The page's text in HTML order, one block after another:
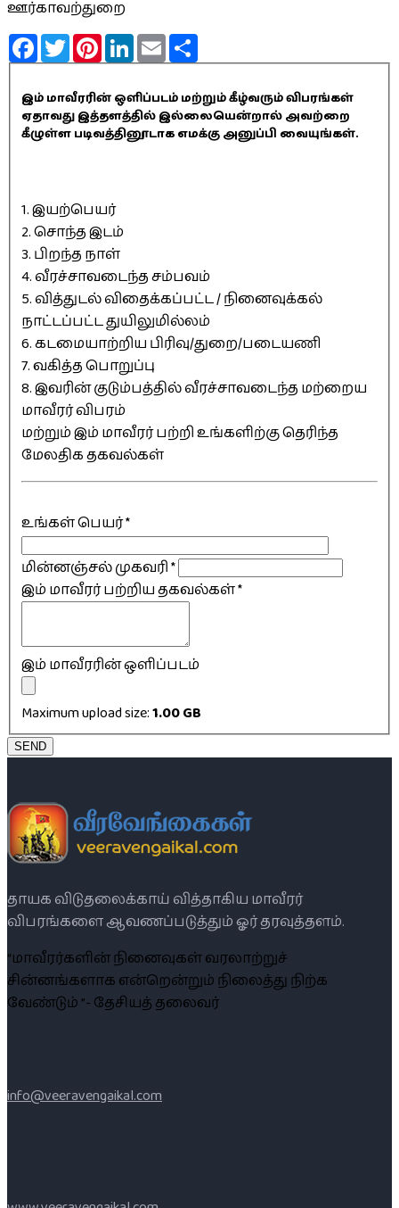
ஊர்காவற்துறை
FacebookTwitterPinterestLinkedInEmail
இம் மாவீரரின் ஒளிப்படம் மற்றும் கீழ்வரும் விபரங்கள்
ஏதாவது இத்தளத்தில் இல்லையென்றால் அவற்றை
கீழுள்ள படிவத்தினூடாக எமக்கு அனுப்பி வையுங்கள்.
1. இயற்பெயர்
2. சொந்த இடம்
3. பிறந்த நாள்
4. வீரச்சாவடைந்த சம்பவம்
5. வித்துடல் விதைக்கப்பட்ட / நினைவுக்கல்
நாட்டப்பட்ட துயிலுமில்லம்
6. கடமையாற்றிய பிரிவு/துறை/படையணி
7. வகித்த பொறுப்பு
8. இவரின் குடும்பத்தில் வீரச்சாவடைந்த மற்றைய
மாவீரர் விபரம்
மற்றும் இம் மாவீரர் பற்றி உங்களிற்கு தெரிந்த
மேலதிக தகவல்கள்
உங்கள் பெயர்*
மின்னஞ்சல் முகவரி*
இம் மாவீரர் பற்றிய தகவல்கள்*
இம் மாவீரரின் ஒளிப்படம்
Maximum upload size:1.00 GB
SEND
தாயக விடுதலைக்காய் வித்தாகிய மாவீரர்
விபரங்களை ஆவணப்படுத்தும் ஓர் தரவுத்தளம்.
“மாவீரர்களின் நினைவுகள் வரலாற்றுச்
சின்னங்களாக என்றென்றும் நிலைத்து நிற்க
வேண்டும் ”- தேசியத் தலைவர்
info@veeravengaikal.com